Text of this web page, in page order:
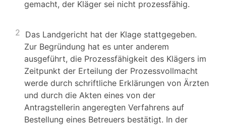
gemacht, der Kläger sei nicht prozessfähig.
2 Das Landgericht hat der Klage stattgegeben.
Zur Begründung hat es unter anderem
ausgeführt, die Prozessfähigkeit des Klägers im
Zeitpunkt der Erteilung der Prozessvollmacht
werde durch schriftliche Erklärungen von Ärzten
und durch die Akten eines von der
Antragstellerin angeregten Verfahrens auf
Bestellung eines Betreuers bestätigt. In der